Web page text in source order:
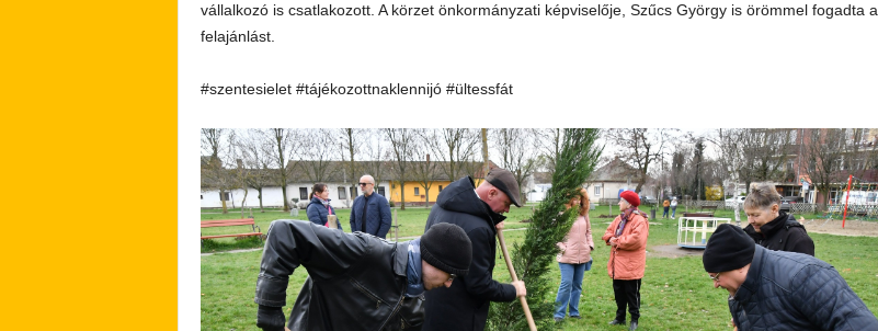
vállalkozó is csatlakozott. A körzet önkormányzati képviselője, Szűcs György is örömmel fogadta a
felajánlást.
#szentesielet #tájékozottnaklennijó #ültessfát